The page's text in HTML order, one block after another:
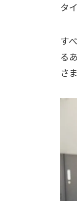
タ
す
る
さ